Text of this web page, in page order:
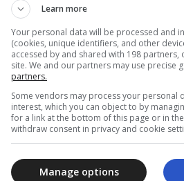
Totale) rivela il valore reale di
tutti i costi coinvolti in
una visione più ampia
al tasso di interesse nominale, il
i contratti dovrebbero indicare il
modi più efficaci per identificare la
una scelta più consapevole.
Learn more
Your personal data will be processed and
(cookies, unique identifiers, and other
accessed by and shared with 198 partners,
site. We and our partners may use precise
partners.
Some vendors may process your personal
interest, which you can object to by
for a link at the bottom of this page or in
withdraw consent in privacy and cookie
Manage options